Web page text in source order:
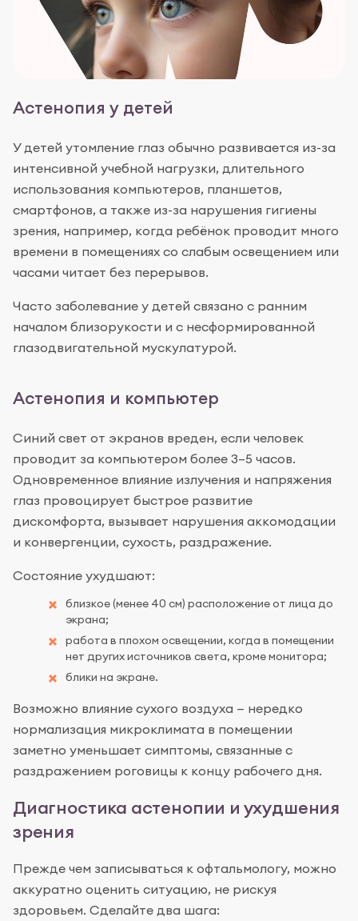
Астенопия у детей
У детей утомление глаз обычно развивается из-за
интенсивной учебной нагрузки, длительного
использования компьютеров, планшетов,
смартфонов, а также из-за нарушения гигиены
зрения, например, когда ребёнок проводит много
времени в помещениях со слабым освещением или
часами читает без перерывов.
Часто заболевание у детей связано с ранним
началом близорукости и с несформированной
глазодвигательной мускулатурой.
Астенопия и компьютер
Синий свет от экранов вреден, если человек
проводит за компьютером более 3–5 часов.
Одновременное влияние излучения и напряжения
глаз провоцирует быстрое развитие
дискомфорта, вызывает нарушения аккомодации
и конвергенции, сухость, раздражение.
Состояние ухудшают:
близкое (менее 40 см) расположение от лица до
экрана;
работа в плохом освещении, когда в помещении
нет других источников света, кроме монитора;
блики на экране.
Возможно влияние сухого воздуха — нередко
нормализация микроклимата в помещении
заметно уменьшает симптомы, связанные с
раздражением роговицы к концу рабочего дня.
Диагностика астенопии и ухудшения
зрения
Прежде чем записываться к офтальмологу, можно
аккуратно оценить ситуацию, не рискуя
здоровьем. Сделайте два шага: